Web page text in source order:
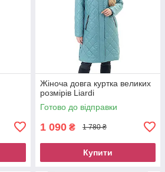
Жіноча довга куртка великих
розмірів Liardi
Готово до відправки
1 090 ₴ 1 780 ₴
Купити